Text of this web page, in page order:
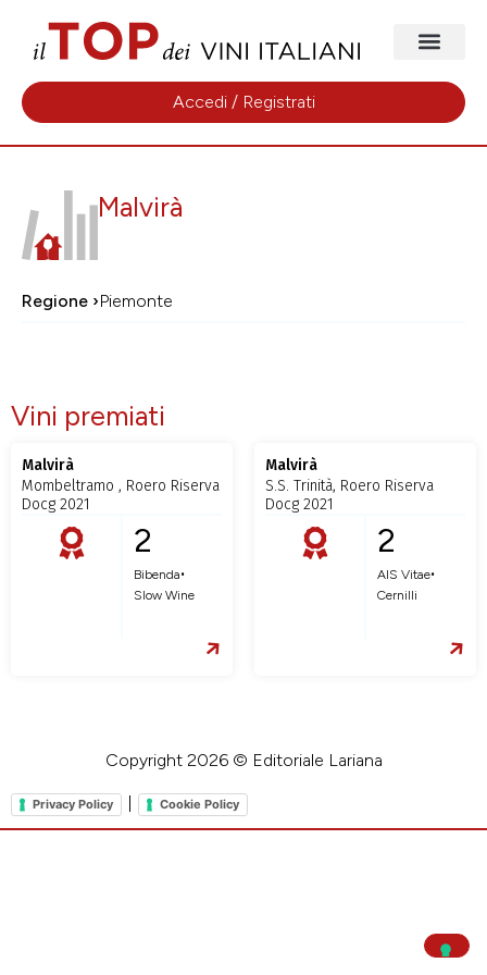
Accedi / Registrati
Malvirà
Regione ›Piemonte
Vini premiati
Malvirà
Mombeltramo , Roero Riserva
Docg 2021
2
Bibenda•
Slow Wine
Malvirà
S.S. Trinità, Roero Riserva
Docg 2021
2
AIS Vitae•
Cernilli
Copyright 2026 © Editoriale Lariana
Privacy Policy Cookie Policy